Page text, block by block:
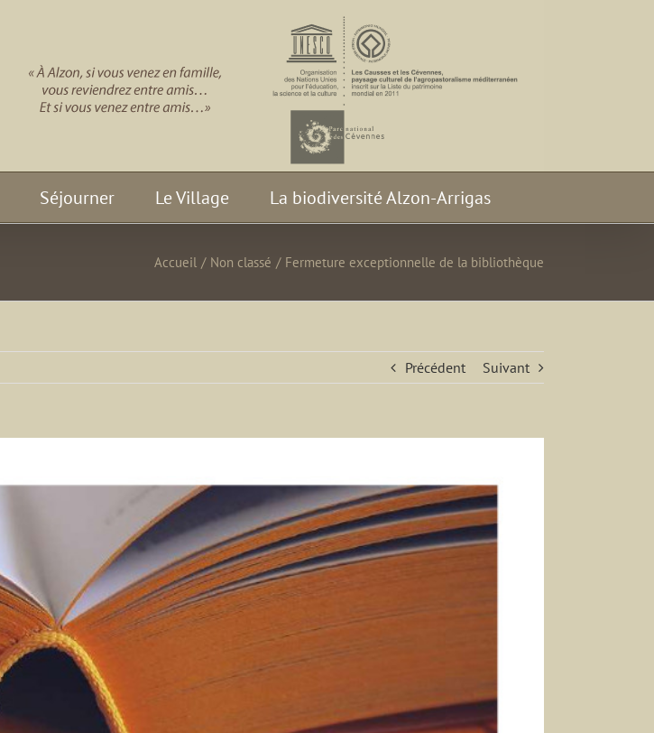
Séjourner Le Village La biodiversité Alzon-Arrigas
Accueil / Non classé / Fermeture exceptionnelle de la bibliothèque
Précédent Suivant